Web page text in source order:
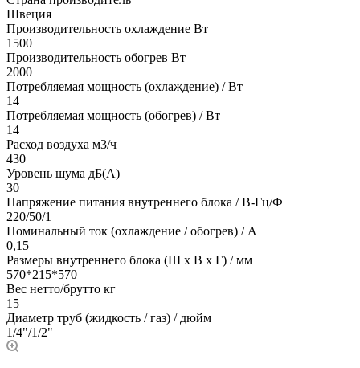
Швеция
Производительность охлаждение Вт
1500
Производительность обогрев Вт
2000
Потребляемая мощность (охлаждение) / Вт
14
Потребляемая мощность (обогрев) / Вт
14
Расход воздуха м3/ч
430
Уровень шума дБ(А)
30
Напряжение питания внутреннего блока / В-Гц/Ф
220/50/1
Номинальный ток (охлаждение / обогрев) / A
0,15
Размеры внутреннего блока (Ш х В х Г) / мм
570*215*570
Вес нетто/брутто кг
15
Диаметр труб (жидкость / газ) / дюйм
1/4"/1/2"